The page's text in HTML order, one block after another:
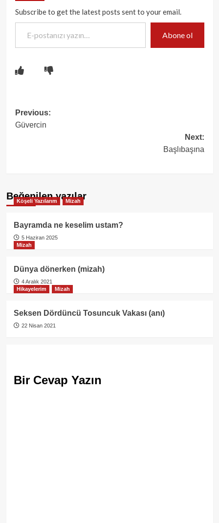
Subscribe to get the latest posts sent to your email.
E-postanızı yazın…
Abone ol
Post
navigation
Previous:
Güvercin
Next:
Başlıbaşına
Beğenilen yazılar
Köşeli Yazılarım Mizah
Bayramda ne keselim ustam?
5 Haziran 2025
Mizah
Dünya dönerken (mizah)
4 Aralık 2021
Hikayelerim
Mizah
Seksen Dördüncü Tosuncuk Vakası (anı)
22 Nisan 2021
Bir Cevap Yazın